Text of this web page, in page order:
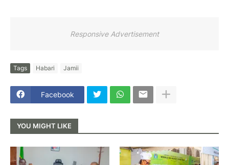
Responsive Advertisement
Tags Habari Jamii
Facebook
YOU MIGHT LIKE